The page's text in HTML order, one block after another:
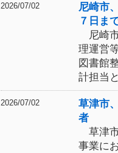
2026/07/02
尼崎市
７日ま
尼崎
理運営
図書館
計担当
2026/07/02
草津市
者
草津
事業に